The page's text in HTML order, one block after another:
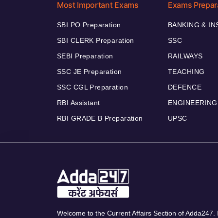
Most Important Exams
SBI PO Preparation
SBI CLERK Preparation
SEBI Preparation
SSC JE Preparation
SSC CGL Preparation
RBI Assistant
RBI GRADE B Preparation
Exams
BANKING &
SSC
RAILWAYS
TEACHING
DEFENCE
ENGINEERING
UPSC
Welcome to the Current Affairs Section of Adda247.